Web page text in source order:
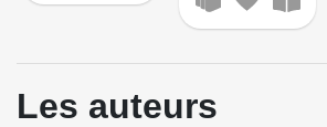
Les auteurs